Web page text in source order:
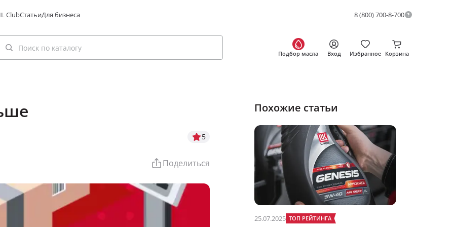
ClubСтатьиДля бизнеса 8 (800) 700-8-700
Подбор масла Вход Избранное Корзина
5
Поделиться
Похожие статьи
25.07.2025 ТОП РЕЙТИНГА